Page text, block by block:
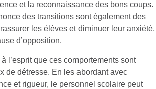
et la reconnaissance des bons coups.
des transitions sont également des
les élèves et diminuer leur anxiété,
d’opposition​.
à l’esprit que ces comportements sont
de détresse. En les abordant avec
et rigueur, le personnel scolaire peut